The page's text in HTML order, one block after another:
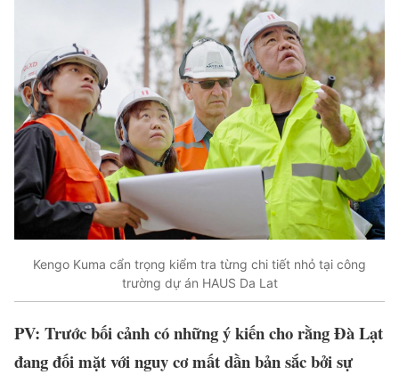
Kengo Kuma cẩn trọng kiểm tra từng chi tiết nhỏ tại công
trường dự án HAUS Da Lat
PV: Trước bối cảnh có những ý kiến cho rằng Đà Lạt
đang đối mặt với nguy cơ mất dần bản sắc bởi sự